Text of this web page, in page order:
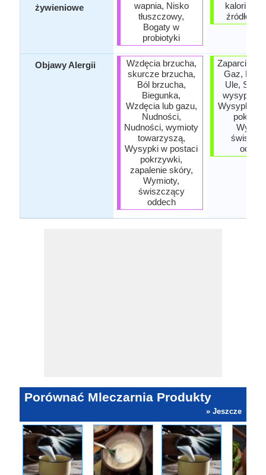
żywieniowe
Objawy Alergii
wapnia, Nisko
tłuszczowy,
Bogaty w
probiotyki
Wzdęcia brzucha,
skurcze brzucha,
Ból brzucha,
Biegunka,
Wzdęcia lub gazu,
Nudności,
Nudności, wymioty
towarzyszą,
Wysypki w postaci
pokrzywki,
zapalenie skóry,
Wymioty,
świszczący
oddech
kalorii,
źródłem
Zaparcie,
Gaz, Bół
Ule,
wysypki
Wysypki w
Porównać Mleczarnia Produkty
» Jeszcze